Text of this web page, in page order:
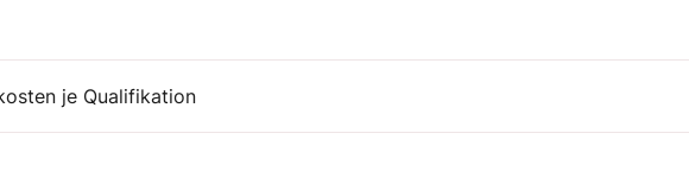
je Qualifikation